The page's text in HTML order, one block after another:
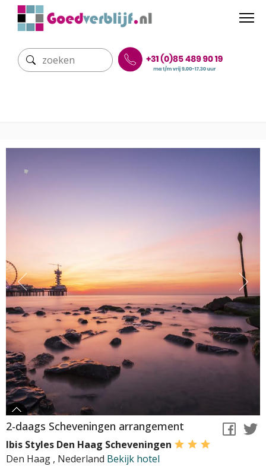
2-daags Scheveningen arrangement
Ibis Styles Den Haag Scheveningen
Den Haag , Nederland Bekijk hotel